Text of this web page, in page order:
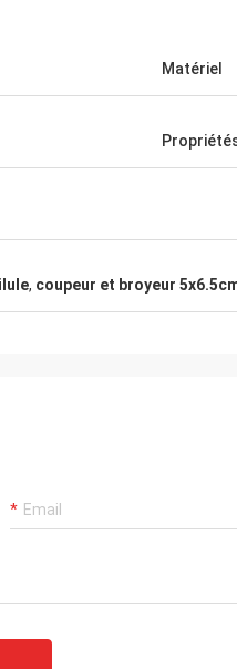
Matériel
, coupeur et broyeur